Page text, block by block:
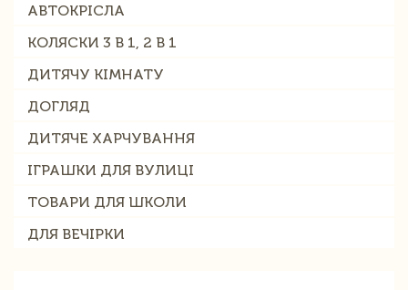
АВТОКРІСЛА
КОЛЯСКИ 3 В 1, 2 В 1
ДИТЯЧУ КІМНАТУ
ДОГЛЯД
ДИТЯЧЕ ХАРЧУВАННЯ
ІГРАШКИ ДЛЯ ВУЛИЦІ
ТОВАРИ ДЛЯ ШКОЛИ
ДЛЯ ВЕЧІРКИ